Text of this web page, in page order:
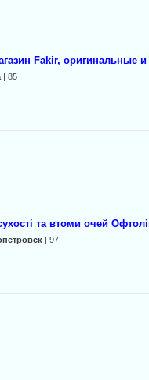
Fakir,
| 85
та втоми очей
| 97